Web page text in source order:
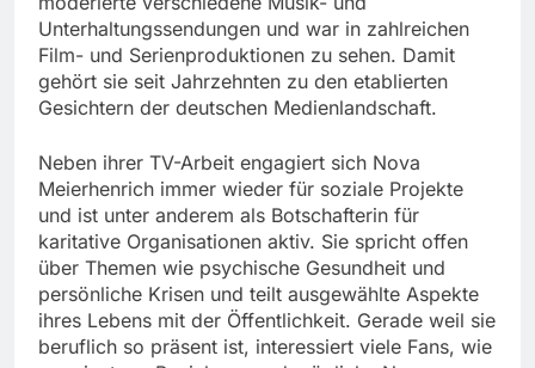
Unterhaltungssendungen und war in zahlreichen
Film- und Serienproduktionen zu sehen. Damit
gehört sie seit Jahrzehnten zu den etablierten
Gesichtern der deutschen Medienlandschaft.
Neben ihrer TV-Arbeit engagiert sich Nova
Meierhenrich immer wieder für soziale Projekte
und ist unter anderem als Botschafterin für
karitative Organisationen aktiv. Sie spricht offen
über Themen wie psychische Gesundheit und
persönliche Krisen und teilt ausgewählte Aspekte
ihres Lebens mit der Öffentlichkeit. Gerade weil sie
beruflich so präsent ist, interessiert viele Fans, wie